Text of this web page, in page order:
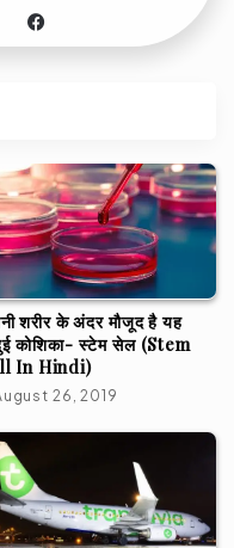
शरीर के अंदर मौजूद है यह
कोशिका- स्टेम सेल (Stem
In Hindi)
26, 2019